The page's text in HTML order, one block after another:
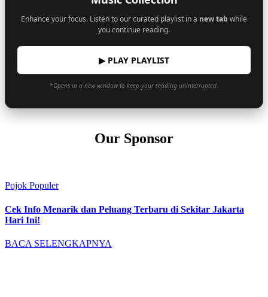
Enhance your focus. Listen to our curated playlist in a new tab while
you continue reading.
▶ PLAY PLAYLIST
*Opens in a new window to keep your reading uninterrupted.
Our Sponsor
Pojok Populer
Cek Info Menarik dan Peluang Terbaru di Sekitar Jakarta
Hari Ini!
BACA SELENGKAPNYA